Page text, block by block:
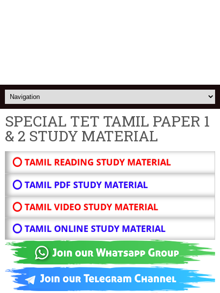
SPECIAL TET TAMIL PAPER 1
& 2 STUDY MATERIAL
⭕ TAMIL READING STUDY MATERIAL
⭕ TAMIL PDF STUDY MATERIAL
⭕ TAMIL VIDEO STUDY MATERIAL
⭕ TAMIL ONLINE STUDY MATERIAL